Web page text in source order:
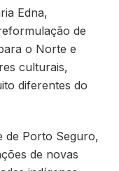
Edna,
de
o Norte e
culturais,
diferentes do
de Porto Seguro,
de novas